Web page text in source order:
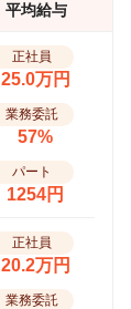
平均給与
正社員
25.0万円
業務委託
57%
パート
1254円
正社員
20.2万円
業務委託